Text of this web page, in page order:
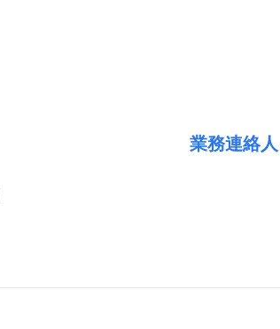
業務連絡人